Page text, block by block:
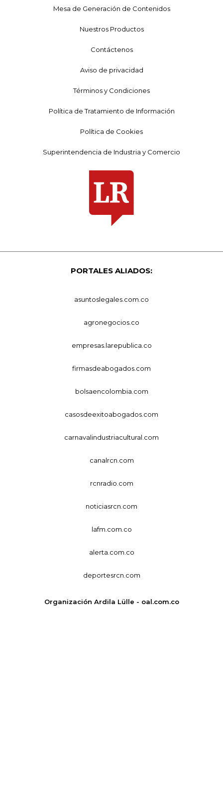
Mesa de Generación de Contenidos
Nuestros Productos
Contáctenos
Aviso de privacidad
Términos y Condiciones
Política de Tratamiento de Información
Política de Cookies
Superintendencia de Industria y Comercio
PORTALES ALIADOS:
asuntoslegales.com.co
agronegocios.co
empresas.larepublica.co
firmasdeabogados.com
bolsaencolombia.com
casosdeexitoabogados.com
carnavalindustriacultural.com
canalrcn.com
rcnradio.com
noticiasrcn.com
lafm.com.co
alerta.com.co
deportesrcn.com
Organización Ardila Lülle - oal.com.co